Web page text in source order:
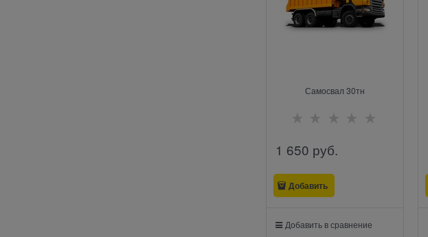
Самосвал 30тн
1 650 руб.
Добавить
Добавить в сравнение